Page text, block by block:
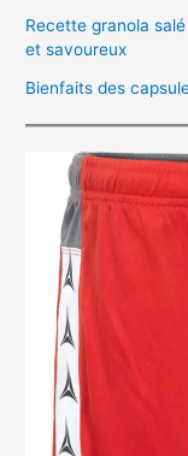
Recette granola
et savoureux
Bienfaits des